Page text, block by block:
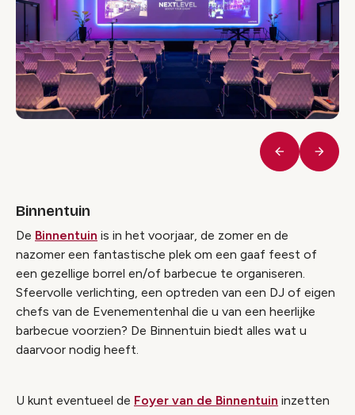
Vorige
Binnentuin
De Binnentuin is in het voorjaar, de zomer en de
nazomer een fantastische plek om een gaaf feest of
een gezellige borrel en/of barbecue te organiseren.
Sfeervolle verlichting, een optreden van een DJ of eigen
chefs van de Evenementenhal die u van een heerlijke
barbecue voorzien? De Binnentuin biedt alles wat u
daarvoor nodig heeft.
U kunt eventueel de Foyer van de Binnentuin inzetten